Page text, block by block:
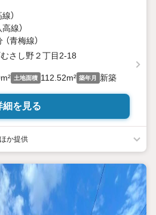
）
線）
（青梅線）
さし野２丁目2-18
土地面積 112.52m² 築年月 新築
細を見る
ほか提供